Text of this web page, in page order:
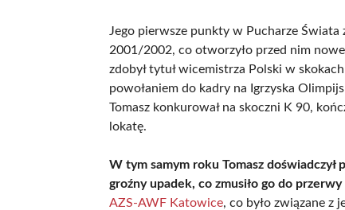
Jego pierwsze punkty w Pucharze
2001/2002, co otworzyło przed nim
zdobył tytuł wicemistrza Polski w
powołaniem do kadry na Igrzyska
Tomasz konkurował na skoczni K 90,
lokatę.
W tym samym roku Tomasz doświadczył
groźny upadek, co zmusiło go do
AZS-AWF Katowice, co było związane z